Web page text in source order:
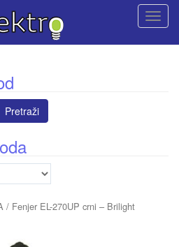
T
/ Fenjer EL-270UP crni – Brilight